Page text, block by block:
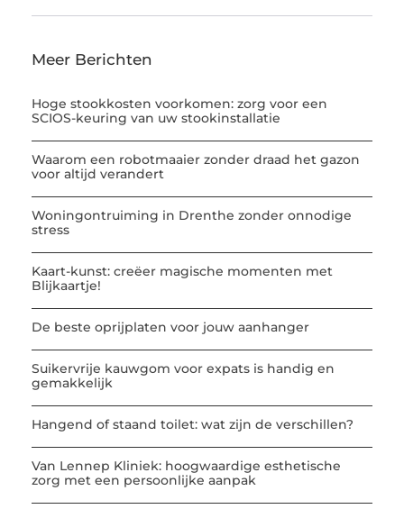
Meer Berichten
Hoge stookkosten voorkomen: zorg voor een
SCIOS-keuring van uw stookinstallatie
Waarom een robotmaaier zonder draad het gazon
voor altijd verandert
Woningontruiming in Drenthe zonder onnodige
stress
Kaart-kunst: creëer magische momenten met
Blijkaartje!
De beste oprijplaten voor jouw aanhanger
Suikervrije kauwgom voor expats is handig en
gemakkelijk
Hangend of staand toilet: wat zijn de verschillen?
Van Lennep Kliniek: hoogwaardige esthetische
zorg met een persoonlijke aanpak